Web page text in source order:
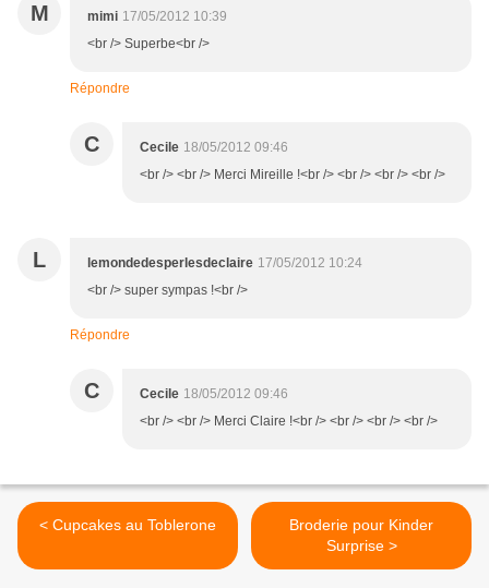
M mimi 17/05/2012 10:39
<br /> Superbe<br />
Répondre
C Cecile 18/05/2012 09:46
<br /> <br /> Merci Mireille !<br /> <br /> <br /> <br />
L lemondedesperlesdeclaire 17/05/2012 10:24
<br /> super sympas !<br />
Répondre
C Cecile 18/05/2012 09:46
<br /> <br /> Merci Claire !<br /> <br /> <br /> <br />
< Cupcakes au Toblerone
Broderie pour Kinder
Surprise >